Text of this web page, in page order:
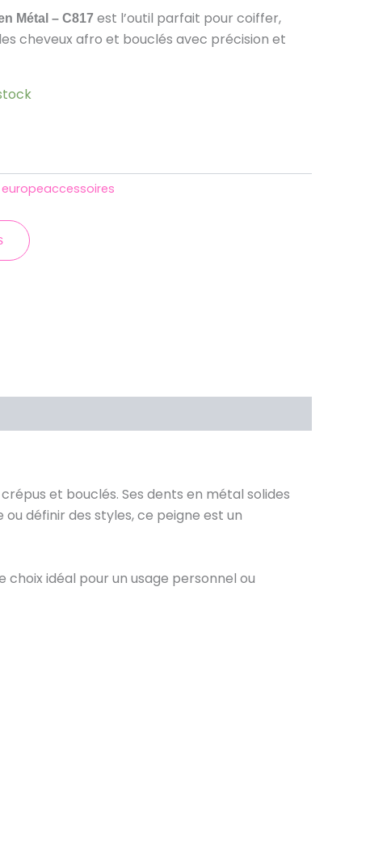
Métal – C817 est l’outil parfait pour coiffer,
cheveux afro et bouclés avec précision et
europeaccessoires
et bouclés. Ses dents en métal solides
définir des styles, ce peigne est un
idéal pour un usage personnel ou